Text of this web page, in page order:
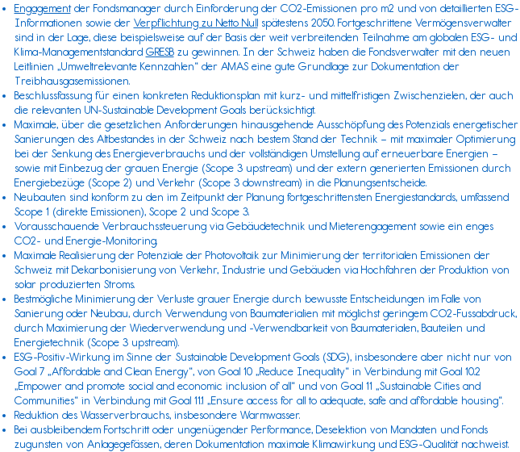
Engagementder Fondsmanager durch Einforderung der CO2-Emissionen pro m2 und von detaillierten ESG-
Informationen sowie der Verpflichtung zu Netto Nullspätestens 2050. Fortgeschrittene Vermögensverwalter
sind in der Lage, diese beispielsweise auf der Basis der weit verbreitenden Teilnahme am globalen ESG- und
Klima-Managementstandard GRESBzu gewinnen. In der Schweiz haben die Fondsverwalter mit den neuen
Leitlinien „Umweltrelevante Kennzahlen“ der AMASeine gute Grundlage zur Dokumentation der
Treibhausgasemissionen.
Beschlussfassung für einen konkreten Reduktionsplan mit kurz- und mittelfristigen Zwischenzielen, der auch
die relevanten UN-Sustainable Development Goalsberücksichtigt.
Maximale, über die gesetzlichen Anforderungen hinausgehende Ausschöpfung des Potenzials energetischer
Sanierungen des Altbestandes in der Schweiz nach bestem Stand der Technik – mit maximaler Optimierung
bei der Senkung des Energieverbrauchs und der vollständigen Umstellung auf erneuerbare Energien –
sowie mit Einbezug der grauen Energie (Scope 3upstream) und der extern generierten Emissionen durch
Energiebezüge (Scope 2) und Verkehr (Scope 3downstream) in die Planungsentscheide.
Neubauten sind konform zu den im Zeitpunkt der Planung fortgeschrittensten Energiestandards, umfassend
Scope 1 (direkte Emissionen), Scope 2 und Scope 3.
Vorausschauende Verbrauchssteuerung via Gebäudetechnik und Mieterengagement sowie ein enges
CO2- und Energie-Monitoring.
Maximale Realisierung der Potenziale der Photovoltaik zur Minimierung der territorialen Emissionen der
Schweiz mit Dekarbonisierung von Verkehr, Industrie und Gebäuden via Hochfahren der Produktion von
solar produzierten Stroms.
Bestmögliche Minimierung der Verluste grauer Energie durch bewusste Entscheidungen im Falle von
Sanierung oder Neubau, durch Verwendung von Baumaterialien mit möglichst geringem CO2-Fussabdruck,
durch Maximierung der Wiederverwendung und -Verwendbarkeit von Baumaterialen, Bauteilen und
Energietechnik (Scope 3upstream).
ESG-Positiv-Wirkung im Sinne der Sustainable Development Goals (SDG), insbesondere aber nicht nur von
Goal 7 „Affordable and Clean Energy“, von Goal 10 „Reduce Inequality“ in Verbindung mit Goal 10.2
„Empower and promote social and economic inclusion of all“ und von Goal 11 „Sustainable Cities and
Communities“ in Verbindung mit Goal 11.1 „Ensure access for all to adequate, safe and affordable housing“.
Reduktion des Wasserverbrauchs, insbesondere Warmwasser.
Bei ausbleibendem Fortschritt oder ungenügender Performance, Deselektion von Mandaten und Fonds
zugunsten von Anlagegefässen, deren Dokumentation maximale Klimawirkung und ESG-Qualität nachweist.